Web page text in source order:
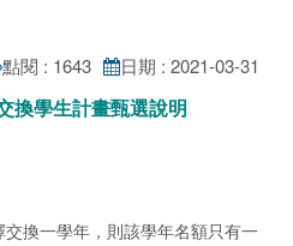
點閱 : 1643 日期 : 2021-03-31
換學生計畫甄選說明
換一學年，則該學年名額只有一